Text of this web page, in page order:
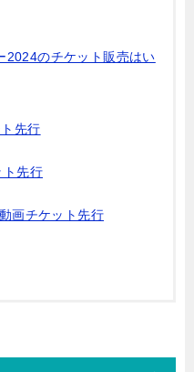
2024のチケット販売はい
先行
ト先行
画チケット先行